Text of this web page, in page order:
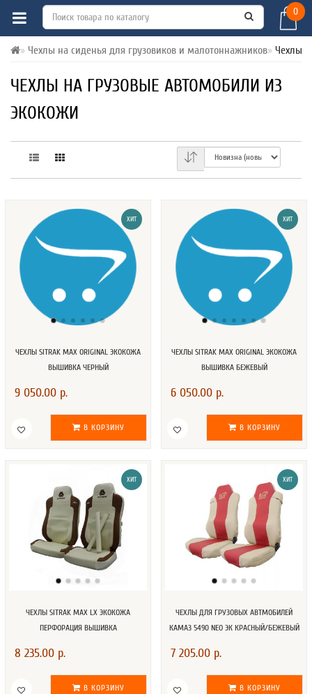
0
Чехлы на сиденья для грузовиков и малотоннажников Чехлы
ЧЕХЛЫ НА ГРУЗОВЫЕ АВТОМОБИЛИ ИЗ
ЭКОКОЖИ
ХИТ
ЧЕХЛЫ SITRAK MAX ORIGINAL ЭКОКОЖА
ВЫШИВКА ЧЕРНЫЙ
9 050.00 р.
В КОРЗИНУ
ХИТ
ЧЕХЛЫ SITRAK MAX ORIGINAL ЭКОКОЖА
ВЫШИВКА БЕЖЕВЫЙ
6 050.00 р.
В КОРЗИНУ
ХИТ
ЧЕХЛЫ SITRAK MAX LX ЭКОКОЖА
ПЕРФОРАЦИЯ ВЫШИВКА
8 235.00 р.
В КОРЗИНУ
ХИТ
ЧЕХЛЫ ДЛЯ ГРУЗОВЫХ АВТМОБИЛЕЙ
КАМАЗ 5490 NEO ЭК КРАСНЫЙ/БЕЖЕВЫЙ
7 205.00 р.
В КОРЗИНУ